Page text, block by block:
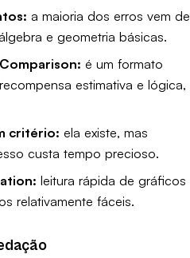
a maioria dos erros vem de
e geometria básicas.
é um formato
estimativa e lógica,
critério: ela existe, mas
custa tempo precioso.
leitura rápida de gráficos
relativamente fáceis.